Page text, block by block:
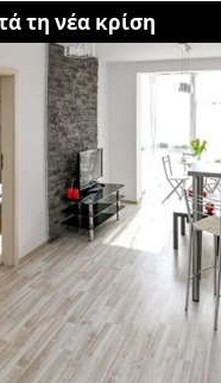
τη νέα κρίση